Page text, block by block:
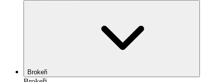
Brokeři